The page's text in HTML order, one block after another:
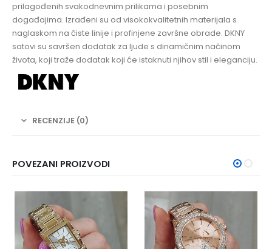
prilagođenih svakodnevnim prilikama i posebnim
događajima. Izrađeni su od visokokvalitetnih materijala s
naglaskom na čiste linije i profinjene završne obrade. DKNY
satovi su savršen dodatak za ljude s dinamičnim načinom
života, koji traže dodatak koji će istaknuti njihov stil i eleganciju.
RECENZIJE (0)
POVEZANI PROIZVODI